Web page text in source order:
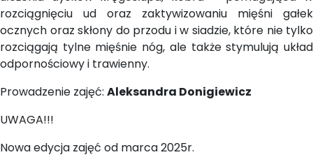
rozciągnięciu ud oraz zaktywizowaniu mięśni gałek
ocznych oraz skłony do przodu i w siadzie, które nie tylko
rozciągają tylne mięśnie nóg, ale także stymulują układ
odpornościowy i trawienny.
Prowadzenie zajęć: Aleksandra Donigiewicz
UWAGA!!!
Nowa edycja zajęć od marca 2025r.